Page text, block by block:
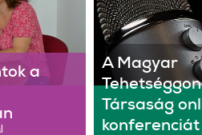
a
A Magyar
Társaság